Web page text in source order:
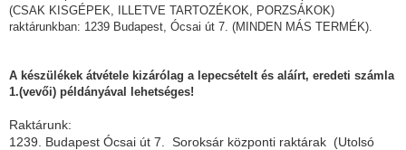
(CSAK KISGÉPEK, ILLETVE TARTOZÉKOK, PORZSÁKOK)
raktárunkban: 1239 Budapest, Ócsai út 7. (MINDEN MÁS TERMÉK).
A készülékek átvétele kizárólag a lepecsételt és aláírt, eredeti számla
1.(vevői) példányával lehetséges!
Raktárunk:
1239. Budapest Ócsai út 7. Soroksár központi raktárak (Utolsó